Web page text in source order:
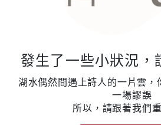
發生了一些小狀況，
湖水偶然間遇上詩人的一片雲，
一場謬誤
所以，請跟著我們